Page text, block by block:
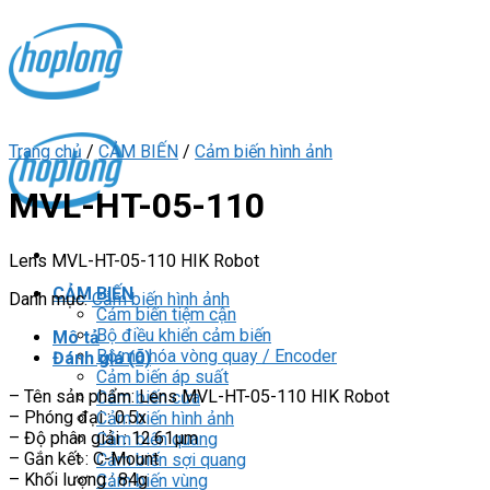
content
CẢM BIẾN
Cảm biến tiệm cận
Bộ điều khiển cảm biến
Bộ mã hóa vòng quay / Encoder
Cảm biến áp suất
Cảm biến cửa
Cảm biến hình ảnh
Cảm biến quang
Cảm biến sợi quang
Cảm biến vùng
Trang chủ / CẢM BIẾN / Cảm biến hình ảnh
MVL-HT-05-110
Lens MVL-HT-05-110 HIK Robot
Danh mục:Cảm biến hình ảnh
Mô tả
Đánh giá (0)
– Tên sản phẩm: Lens MVL-HT-05-110 HIK Robot
– Phóng đại : 0.5x
– Độ phân giải : 12.61µm
– Gắn kết : C-Mount
– Khối lượng : 84g